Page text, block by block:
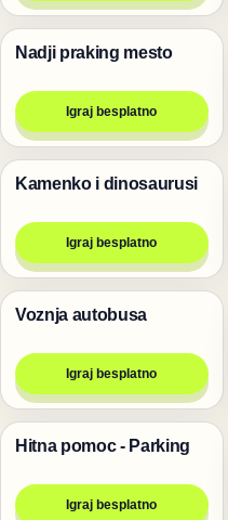
Trke
Nadji praking mesto
Igraj besplatno
Trke
Kamenko i dinosaurusi
Igraj besplatno
Trke
Voznja autobusa
Igraj besplatno
Trke
Hitna pomoc - Parking
Igraj besplatno